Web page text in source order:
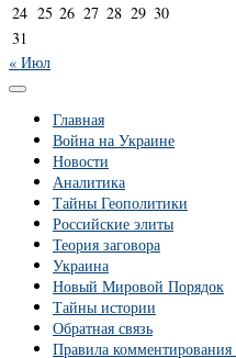
24 25 26 27 28 29 30
31
« Июл
Главная
Война на Украине
Новости
Аналитика
Тайны Геополитики
Российские элиты
Теория заговора
Украина
Новый Мировой Порядок
Тайны истории
Обратная связь
Правила комментирования